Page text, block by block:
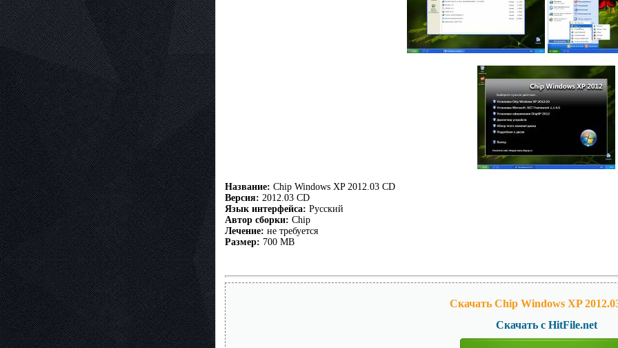
Название: Chip Windows XP 2012.03 CD
Версия: 2012.03 CD
Язык интерфейса: Русский
Автор сборки: Chip
Лечение: не требуется
Размер: 700 MB
Скачать Chip Windows XP
Скачать с HitFile.net